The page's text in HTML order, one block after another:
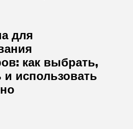
для
как выбрать,
и использовать